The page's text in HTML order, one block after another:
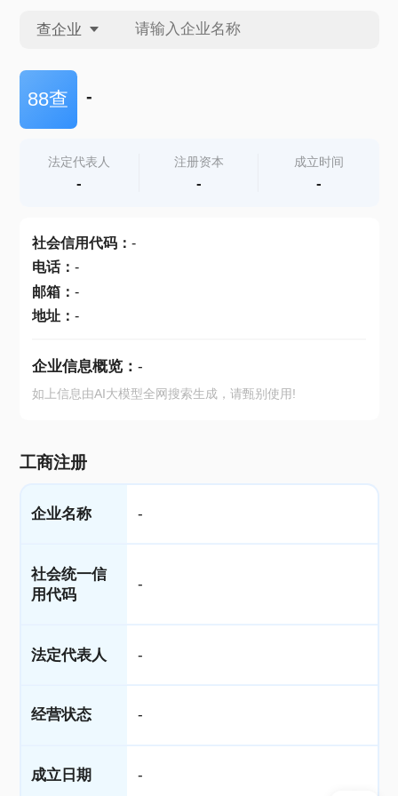
查企业
查企业
查产地
88查 -
法定代表人
-
注册资本
-
成立时间
-
社会信用代码： -
电话： -
邮箱： -
地址： -
企业信息概览： -
如上信息由AI大模型全网搜索生成，请甄别使用!
工商注册
企业名称 -
社会统一信
用代码
-
法定代表人 -
经营状态 -
成立日期 -